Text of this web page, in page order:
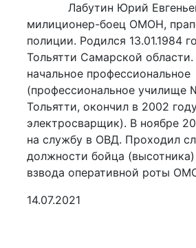
Лабутин Юрий
милиционер-боец ОМОН,
полиции. Родился 13.01.1984
Тольятти Самарской
начальное профессиональное
(профессиональное училище
Тольятти, окончил в 2002
электросварщик). В ноябре
на службу в ОВД. Проходил
должности бойца (высотника)
взвода оперативной роты
14.07.2021